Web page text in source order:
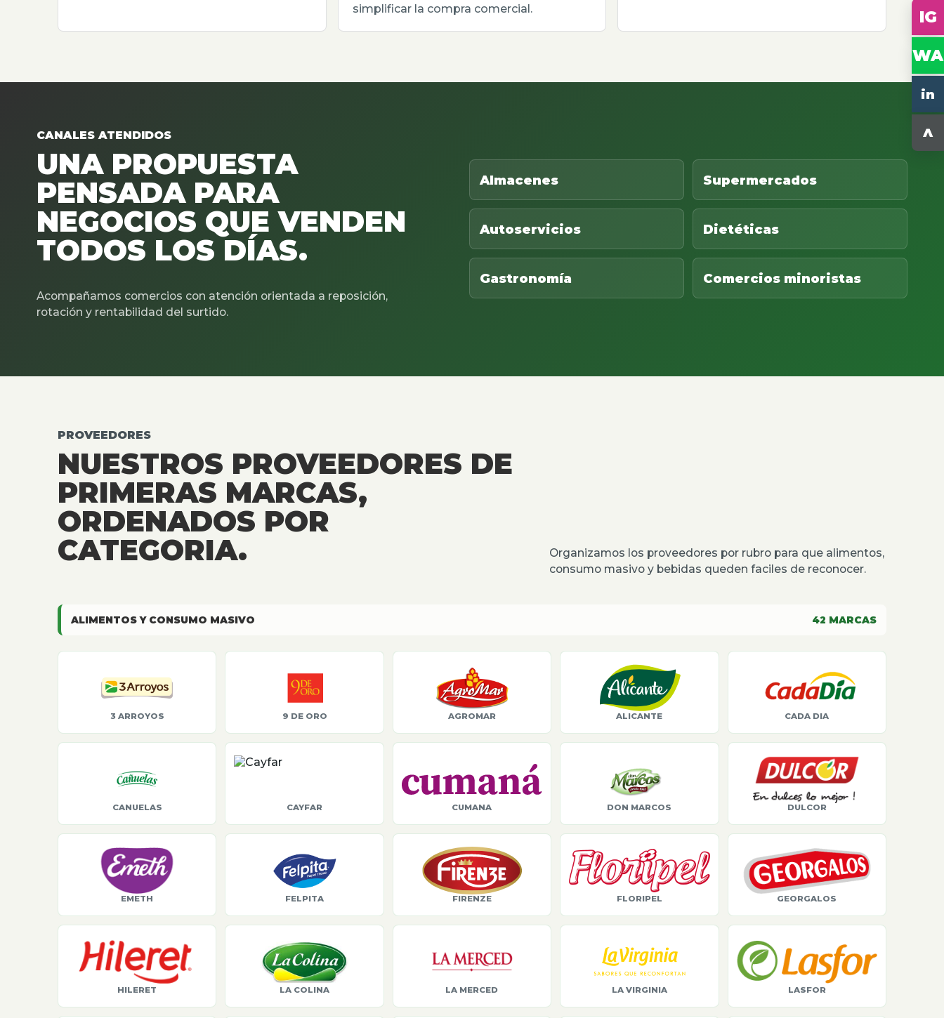
simplificar la compra comercial.
CANALES ATENDIDOS
UNA PROPUESTA
PENSADA PARA
NEGOCIOS QUE VENDEN
TODOS LOS DÍAS.
Acompañamos comercios con atención orientada a reposición,
rotación y rentabilidad del surtido.
Almacenes Supermercados
Autoservicios Dietéticas
Gastronomía Comercios minoristas
PROVEEDORES
NUESTROS PROVEEDORES DE
PRIMERAS MARCAS,
ORDENADOS POR
CATEGORIA.
Organizamos los proveedores por rubro para que alimentos,
consumo masivo y bebidas queden faciles de reconocer.
ALIMENTOS Y CONSUMO MASIVO 42 MARCAS
3 ARROYOS 9 DE ORO AGROMAR ALICANTE CADA DIA
CANUELAS CAYFAR CUMANA DON MARCOS DULCOR
EMETH FELPITA FIRENZE FLORIPEL GEORGALOS
HILERET LA COLINA LA MERCED LA VIRGINIA LASFOR
IG
WA
in
^